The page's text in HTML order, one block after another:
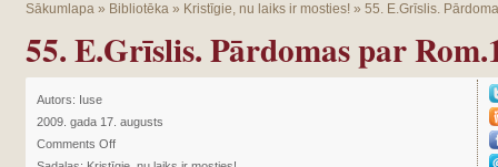
Sākumlapa» Bibliotēka» Kristīgie, nu laiks ir mosties!» 55. E.Grīslis.
55. E.Grīslis. Pārdomas par
Autors: Iuse
2009. gada 17. augusts
Comments Off